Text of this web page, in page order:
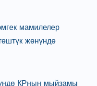
мамилелер
жөнүндө
КРнын мыйзамы